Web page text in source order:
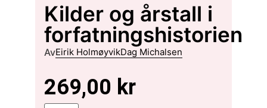
Kilder og årstall i
forfatningshistorien
AvEirik HolmøyvikDag Michalsen
269,00 kr